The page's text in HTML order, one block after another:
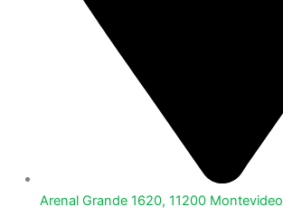
Arenal Grande 1620, 11200 Montevideo